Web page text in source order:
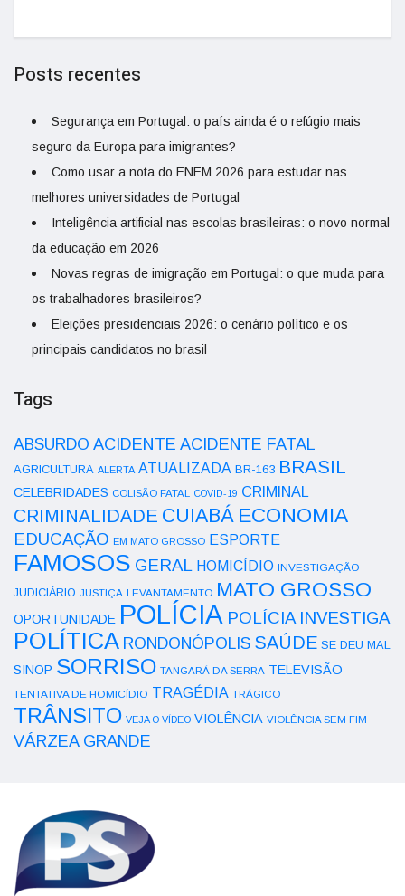
Posts recentes
Segurança em Portugal: o país ainda é o refúgio mais
seguro da Europa para imigrantes?
Como usar a nota do ENEM 2026 para estudar nas
melhores universidades de Portugal
Inteligência artificial nas escolas brasileiras: o novo normal
da educação em 2026
Novas regras de imigração em Portugal: o que muda para
os trabalhadores brasileiros?
Eleições presidenciais 2026: o cenário político e os
principais candidatos no brasil
Tags
ABSURDO ACIDENTE ACIDENTE FATAL
AGRICULTURA ALERTA ATUALIZADA BR-163 BRASIL
CELEBRIDADES COLISÃO FATAL COVID-19 CRIMINAL
CRIMINALIDADE CUIABÁ ECONOMIA
EDUCAÇÃO EM MATO GROSSO ESPORTE
FAMOSOS GERAL HOMICÍDIO INVESTIGAÇÃO
JUDICIÁRIO JUSTIÇA LEVANTAMENTO MATO GROSSO
OPORTUNIDADE POLÍCIA POLÍCIA INVESTIGA
POLÍTICA RONDONÓPOLIS SAÚDE SE DEU MAL
SINOP SORRISO TANGARÁ DA SERRA TELEVISÃO
TENTATIVA DE HOMICÍDIO TRAGÉDIA TRÁGICO
TRÂNSITO VEJA O VÍDEO VIOLÊNCIA VIOLÊNCIA SEM FIM
VÁRZEA GRANDE